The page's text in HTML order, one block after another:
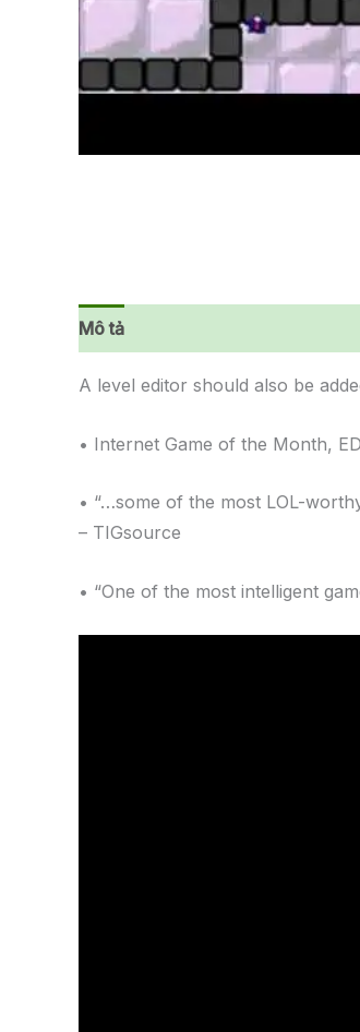
Mô tả
A level editor should also be
• Internet Game of the Month,
• “…some of the most LOL-
– TIGsource
• “One of the most intelligent